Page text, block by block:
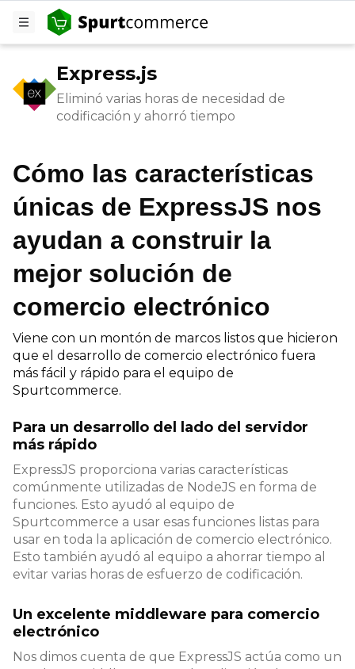
Express.js
Eliminó varias horas de necesidad de
codificación y ahorró tiempo
Cómo las características
únicas de ExpressJS nos
ayudan a construir la
mejor solución de
comercio electrónico
Viene con un montón de marcos listos que hicieron
que el desarrollo de comercio electrónico fuera
más fácil y rápido para el equipo de
Spurtcommerce.
Para un desarrollo del lado del servidor
más rápido
ExpressJS proporciona varias características
comúnmente utilizadas de NodeJS en forma de
funciones. Esto ayudó al equipo de
Spurtcommerce a usar esas funciones listas para
usar en toda la aplicación de comercio electrónico.
Esto también ayudó al equipo a ahorrar tiempo al
evitar varias horas de esfuerzo de codificación.
Un excelente middleware para comercio
electrónico
Nos dimos cuenta de que ExpressJS actúa como un